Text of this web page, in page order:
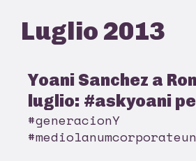
Luglio 2013
Yoani Sanchez a
luglio: #askyoani
#generacionY